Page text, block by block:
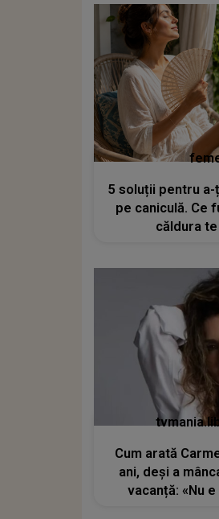
5 soluții pentru
pe caniculă. Ce
căldura
Cum arată
ani, deși a
vacanță: «Nu e